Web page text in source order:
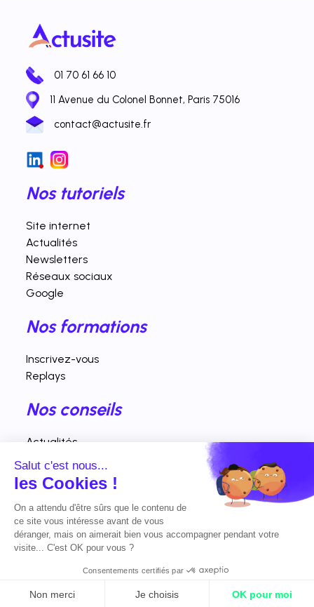
01 70 61 66 10
11 Avenue du Colonel Bonnet, Paris 75016
contact@actusite.fr
Nos tutoriels
Site internet
Actualités
Newsletters
Réseaux sociaux
Google
Nos formations
Inscrivez-vous
Replays
Nos conseils
Actualités
Fiches pratiques
Interventions vidéos
Nos horaires d'ouverture
Lundi - vendredi : 9h00 - 19h00
© 2023 Tous droits réservés. Créé par Mentions légales
Salut c'est nous...
les Cookies !
On a attendu d'être sûrs que le contenu de
ce site vous intéresse avant de vous
déranger, mais on aimerait bien vous accompagner pendant votre
visite... C'est OK pour vous ?
Consentements certifiés par
Non merci Je choisis OK pour moi